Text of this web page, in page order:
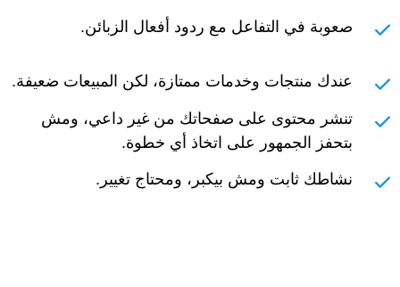
صعوبة في التفاعل مع ردود أفعال الزبائن.
عندك منتجات وخدمات ممتازة، لكن المبيعات ضعيفة.
تنشر محتوى على صفحاتك من غير داعي، ومش
بتحفز الجمهور على اتخاذ أي خطوة.
نشاطك ثابت ومش بيكبر، ومحتاج تغيير.